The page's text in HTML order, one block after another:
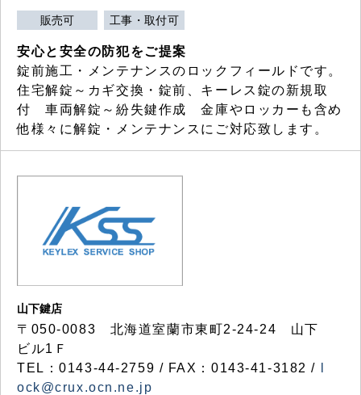
販売可 工事・取付可
安心と安全の防犯をご提案
錠前施工・メンテナンスのロックフィールドです。
住宅解錠～カギ交換・錠前、キーレス錠の新規取
付 車両解錠～紛失鍵作成 金庫やロッカーも含め
他様々に解錠・メンテナンスにご対応致します。
山下鍵店
〒050-0083 北海道室蘭市東町2-24-24 山下
ビル1Ｆ
TEL：0143-44-2759 / FAX：0143-41-3182 /
ock@crux.ocn.ne.jp